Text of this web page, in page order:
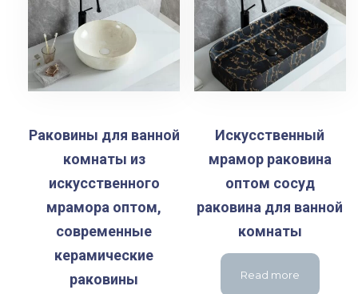
Раковины для ванной
комнаты из
искусственного
мрамора оптом,
современные
керамические
раковины
Искусственный
мрамор раковина
оптом сосуд
раковина для ванной
комнаты
Read more